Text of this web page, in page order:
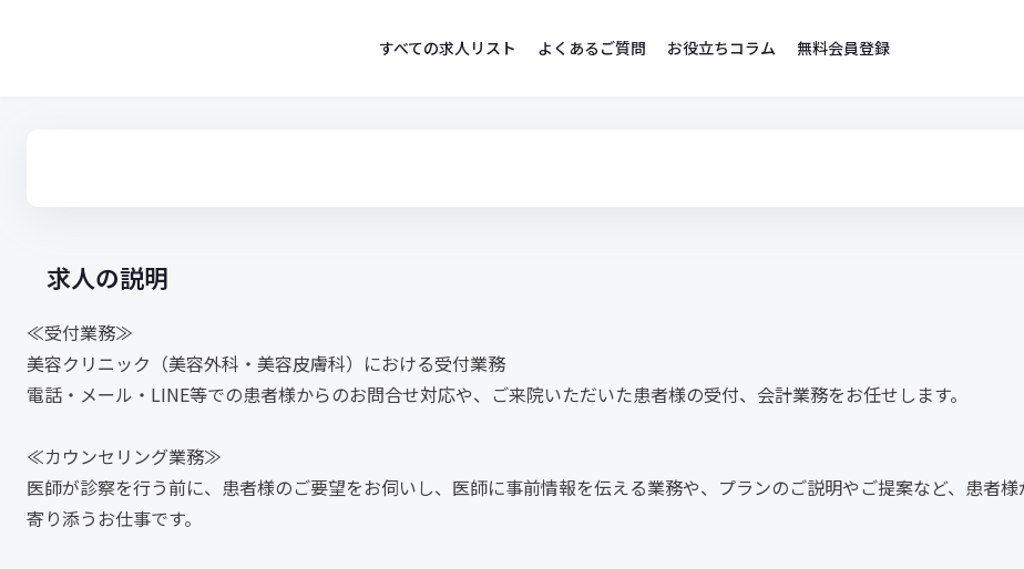
すべての求人リスト よくあるご質問 お役立ちコラム 無料会員登録
求人の説明
≪受付業務≫
美容クリニック（美容外科・美容皮膚科）における受付業務
電話・メール・LINE等での患者様からのお問合せ対応や、ご来院いただいた患者様の受付、会計業務をお任せします。
≪カウンセリング業務≫
医師が診察を行う前に、患者様のご要望をお伺いし、医師に事前情報を伝える業務や、プランのご説明やご提案など、患者
寄り添うお仕事です。